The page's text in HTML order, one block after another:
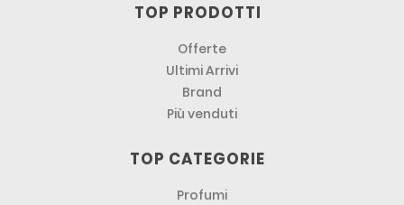
TOP PRODOTTI
Offerte
Ultimi Arrivi
Brand
Più venduti
TOP CATEGORIE
Profumi